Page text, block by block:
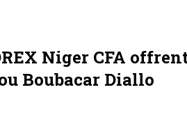
Niger CFA
Boubacar Diallo